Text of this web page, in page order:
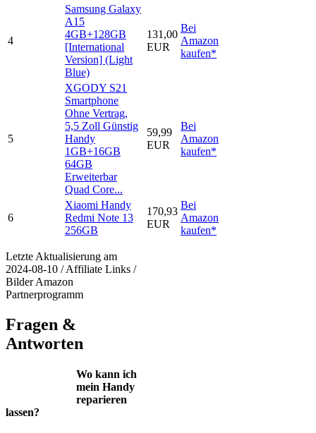
4
Samsung Galaxy
A15
4GB+128GB
[International
Version] (Light
Blue)
131,00
EUR
Bei
Amazon
kaufen*
5
XGODY S21
Smartphone
Ohne Vertrag,
5,5 Zoll Günstig
Handy
1GB+16GB
64GB
Erweiterbar
Quad Core...
59,99
EUR
Bei
Amazon
kaufen*
6
Xiaomi Handy
Redmi Note 13
256GB
170,93
EUR
Bei
Amazon
kaufen*
Letzte Aktualisierung am
2024-08-10 / Affiliate Links /
Bilder Amazon
Partnerprogramm
Fragen &
Antworten
Wo kann ich
mein Handy
reparieren
lassen?